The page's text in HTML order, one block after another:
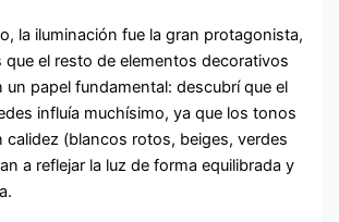
la iluminación fue la gran protagonista,
que el resto de elementos decorativos
un papel fundamental: descubrí que el
influía muchísimo, ya que los tonos
calidez (blancos rotos, beiges, verdes
a reflejar la luz de forma equilibrada y